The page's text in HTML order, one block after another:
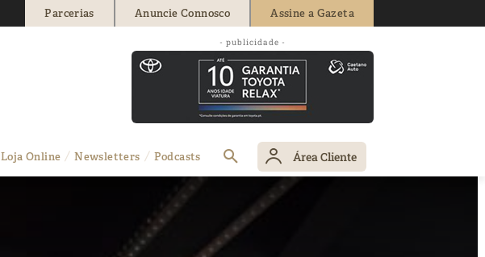
Parcerias Anuncie Connosco Assine a Gazeta
- publicidade -
Loja Online Newsletters Podcasts Área Cliente